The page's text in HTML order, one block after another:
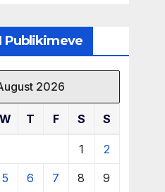
Publikimeve
2026
W T F S S
1 2
5 6 7 8 9